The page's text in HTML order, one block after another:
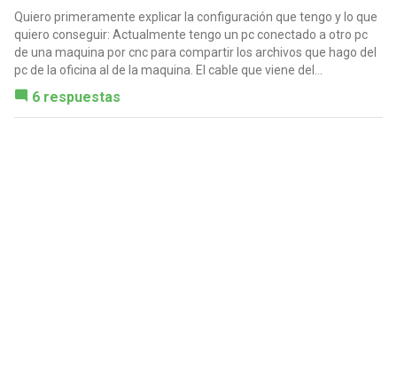
Quiero primeramente explicar la configuración que tengo y lo que
quiero conseguir: Actualmente tengo un pc conectado a otro pc
de una maquina por cnc para compartir los archivos que hago del
pc de la oficina al de la maquina. El cable que viene del...
6 respuestas